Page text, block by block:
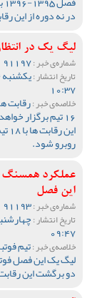
در نه دوره از این
لیگ یک در
شماره‌ی خبر :
تاریخ انتشار :
10:37
خلاصه‌ی خبر :رقابت
16 تیم برگزار
روبرو شود.
عملکرد همسنگ
این فصل
شماره‌ی خبر :
تاریخ انتشار :
09:47
خلاصه‌ی خبر :تیم
لیگ یک این فصل
دو برگشت این